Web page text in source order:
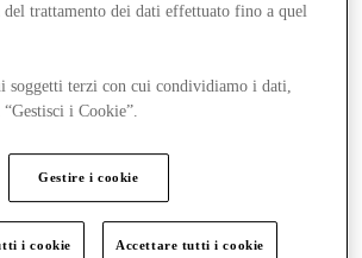
visita
trattamento dei dati effettuato fino a quel
soggetti terzi con cui condividiamo i dati,
i Cookie”.
Gestire i cookie
i cookie Accettare tutti i cookie